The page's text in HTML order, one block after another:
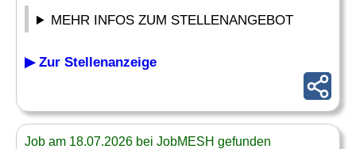
MEHR INFOS ZUM STELLENANGEBOT
▶ Zur Stellenanzeige
Job am 18.07.2026 bei JobMESH gefunden